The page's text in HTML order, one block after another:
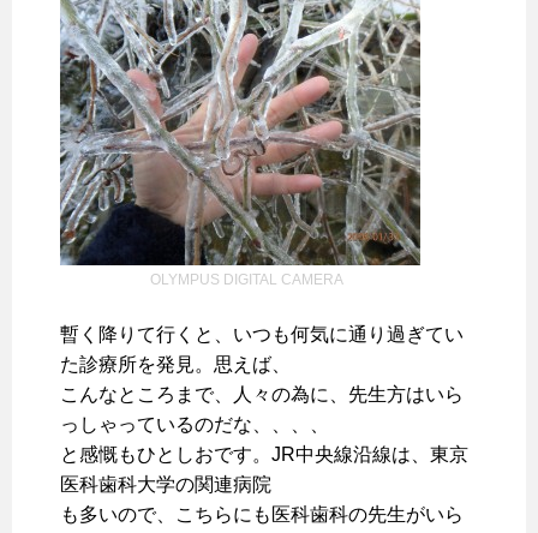
OLYMPUS DIGITAL CAMERA
暫く降りて行くと、いつも何気に通り過ぎてい
た診療所を発見。思えば、
こんなところまで、人々の為に、先生方はいら
っしゃっているのだな、、、、
と感慨もひとしおです。JR中央線沿線は、東京
医科歯科大学の関連病院
も多いので、こちらにも医科歯科の先生がいら